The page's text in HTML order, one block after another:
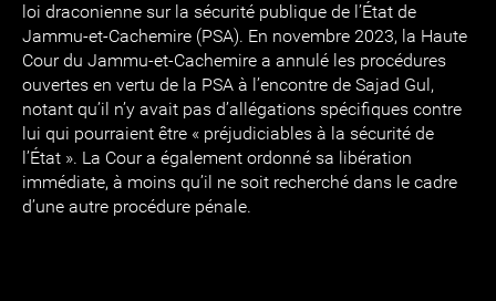
loi draconienne sur la sécurité publique de l’État de
Jammu-et-Cachemire (PSA). En novembre 2023, la Haute
Cour du Jammu-et-Cachemire a annulé les procédures
ouvertes en vertu de la PSA à l’encontre de Sajad Gul,
notant qu’il n’y avait pas d’allégations spécifiques contre
lui qui pourraient être « préjudiciables à la sécurité de
l’État ». La Cour a également ordonné sa libération
immédiate, à moins qu’il ne soit recherché dans le cadre
d’une autre procédure pénale.